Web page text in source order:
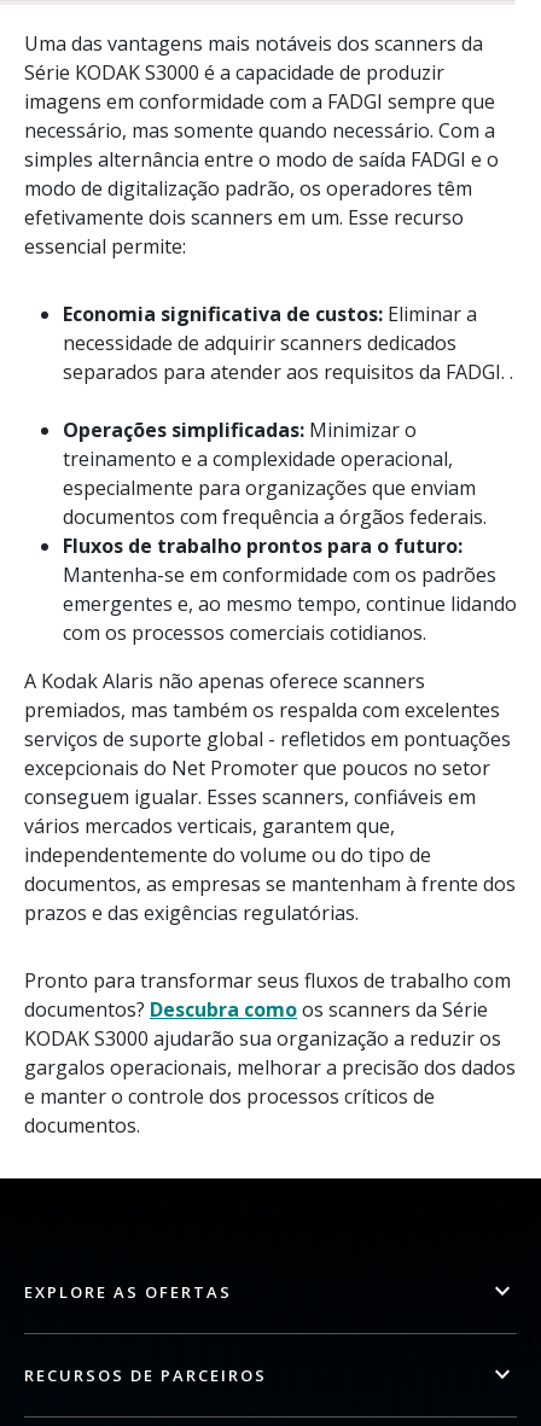
Uma das vantagens mais notáveis dos scanners da
Série KODAK S3000 é a capacidade de produzir
imagens em conformidade com a FADGI sempre que
necessário, mas somente quando necessário. Com a
simples alternância entre o modo de saída FADGI e o
modo de digitalização padrão, os operadores têm
efetivamente dois scanners em um. Esse recurso
essencial permite:
Economia significativa de custos: Eliminar a
necessidade de adquirir scanners dedicados
separados para atender aos requisitos da FADGI. .
Operações simplificadas: Minimizar o
treinamento e a complexidade operacional,
especialmente para organizações que enviam
documentos com frequência a órgãos federais.
Fluxos de trabalho prontos para o futuro:
Mantenha-se em conformidade com os padrões
emergentes e, ao mesmo tempo, continue lidando
com os processos comerciais cotidianos.
A Kodak Alaris não apenas oferece scanners
premiados, mas também os respalda com excelentes
serviços de suporte global - refletidos em pontuações
excepcionais do Net Promoter que poucos no setor
conseguem igualar. Esses scanners, confiáveis em
vários mercados verticais, garantem que,
independentemente do volume ou do tipo de
documentos, as empresas se mantenham à frente dos
prazos e das exigências regulatórias.
Pronto para transformar seus fluxos de trabalho com
documentos? Descubra comoos scanners da Série
KODAK S3000 ajudarão sua organização a reduzir os
gargalos operacionais, melhorar a precisão dos dados
e manter o controle dos processos críticos de
documentos.
EXPLORE AS OFERTAS
RECURSOS DE PARCEIROS